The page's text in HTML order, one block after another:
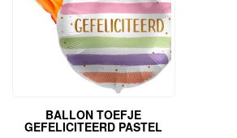
BALLON TOEFJE
GEFELICITEERD PASTEL